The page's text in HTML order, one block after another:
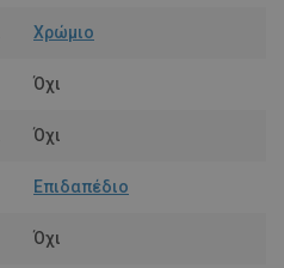
Χρώμιο
Όχι
Όχι
Επιδαπέδιο
Όχι